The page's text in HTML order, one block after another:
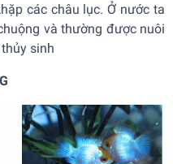
các châu lục. Ở nước ta
và thường được nuôi
sinh